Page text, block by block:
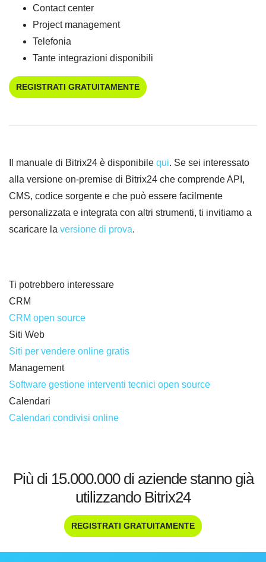
Contact center
Project management
Telefonia
Tante integrazioni disponibili
REGISTRATI GRATUITAMENTE
Il manuale di Bitrix24 è disponibile qui. Se sei interessato
alla versione on-premise di Bitrix24 che comprende API,
CMS, codice sorgente e che può essere facilmente
personalizzata e integrata con altri strumenti, ti invitiamo a
scaricare la versione di prova.
Ti potrebbero interessare
CRM
CRM open source
Siti Web
Siti per vendere online gratis
Management
Software gestione interventi tecnici open source
Calendari
Calendari condivisi online
Più di 15.000.000 di aziende stanno già
utilizzando Bitrix24
REGISTRATI GRATUITAMENTE